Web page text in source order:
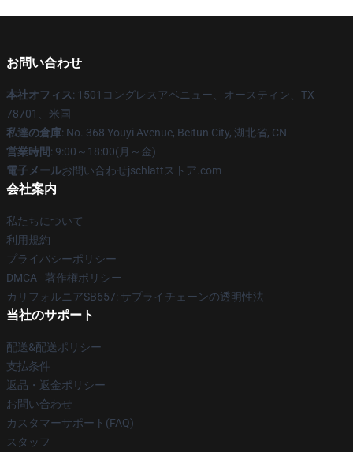
お問い合わせ
本社オフィス: 1501コングレスアベニュー、オースティン、TX
78701、米国
私達の倉庫: No. 368 Youyi Avenue, Beitun City, 湖北省, CN
営業時間: 9:00～18:00(月～金)
電子メールお問い合わせjschlattストア.com
会社案内
私たちについて
利用規約
プライバシーポリシー
DMCA - 著作権ポリシー
カリフォルニアSB657: サプライチェーンの透明性法
当社のサポート
配送&配送ポリシー
支払条件
返品・返金ポリシー
お問い合わせ
カスタマーサポート(FAQ)
スタッフ